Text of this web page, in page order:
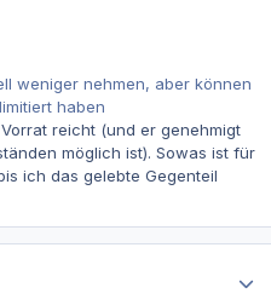
weniger nehmen, aber können
haben
reicht (und er genehmigt
möglich ist). Sowas ist für
ich das gelebte Gegenteil